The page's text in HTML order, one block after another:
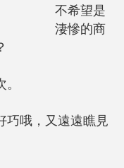
不希望是
淒慘的商
哦，又遠遠瞧見